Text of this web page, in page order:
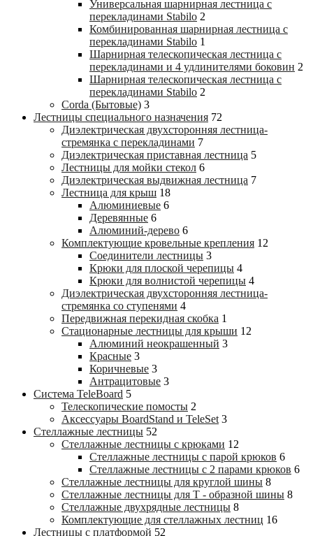
Универсальная шарнирная лестница с
перекладинами Stabilo 2
Комбинированная шарнирная лестница с
перекладинами Stabilo 1
Шарнирная телескопическая лестница с
перекладинами и 4 удлинителями боковин 2
Шарнирная телескопическая лестница с
перекладинами Stabilo 2
Corda (Бытовые) 3
Лестницы специального назначения 72
Диэлектрическая двухсторонняя лестница-
стремянка с перекладинами 7
Диэлектрическая приставная лестница 5
Лестницы для мойки стекол 6
Диэлектрическая выдвижная лестница 7
Лестница для крыш 18
Алюминиевые 6
Деревянные 6
Алюминий-дерево 6
Комплектующие кровельные крепления 12
Соединители лестницы 3
Крюки для плоской черепицы 4
Крюки для волнистой черепицы 4
Диэлектрическая двухсторонняя лестница-
стремянка со ступенями 4
Передвижная перекидная скобка 1
Стационарные лестницы для крыши 12
Алюминий неокрашенный 3
Красные 3
Коричневые 3
Антрацитовые 3
Система TeleBoard 5
Телескопические помосты 2
Аксессуары BoardStand и TeleSet 3
Стеллажные лестницы 52
Стеллажные лестницы с крюками 12
Стеллажные лестницы с парой крюков 6
Стеллажные лестницы c 2 парами крюков 6
Стеллажные лестницы для круглой шины 8
Стеллажные лестницы для Т - образной шины 8
Стеллажные двухрядные лестницы 8
Комплектующие для стеллажных лестниц 16
Лестницы с платформой 52